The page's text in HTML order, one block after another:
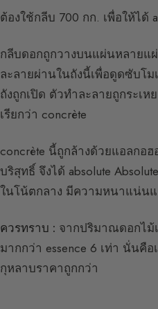
ต้องใช้กลีบ 700 กก. เพื่อให้ได้
กลีบดอกถูกวางบนแผ่นหลายแ
ละลายผ่านในถังนี้เพื่อดูดซับโ
ถังถูกเปิด ตัวทำละลายถูกระเห
เรียกว่า concrète
concrète นี้ถูกล้างด้วยแอลกอ
บริสุทธิ์ จึงได้ absolute
ในโน้ตกลาง มีความหนาแน่น
ควรทราบ : จากปริมาณดอกไม้
มากกว่า essence 6 เท่า นั่นคือ
กุหลาบราคาถูกกว่า